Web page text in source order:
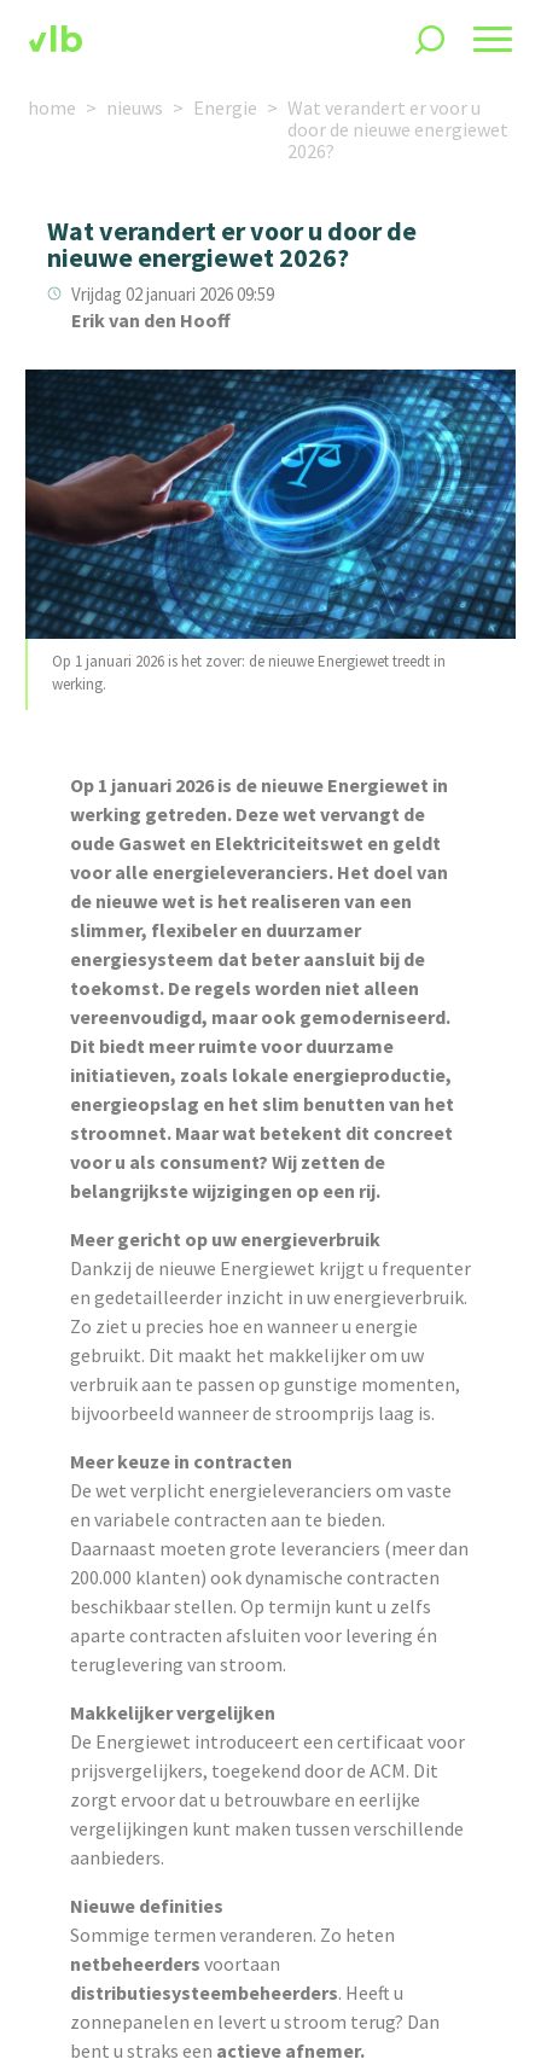
home nieuws Energie
Wat verandert er voor u
door de nieuwe energiewet
2026?
Wat verandert er voor u door de
nieuwe energiewet 2026?
Vrijdag 02 januari 2026 09:59
Erik van den Hooff
Op 1 januari 2026 is het zover: de nieuwe Energiewet treedt in
werking.
Op 1 januari 2026 is de nieuwe Energiewet in
werking getreden. Deze wet vervangt de
oude Gaswet en Elektriciteitswet en geldt
voor alle energieleveranciers. Het doel van
de nieuwe wet is het realiseren van een
slimmer, flexibeler en duurzamer
energiesysteem dat beter aansluit bij de
toekomst. De regels worden niet alleen
vereenvoudigd, maar ook gemoderniseerd.
Dit biedt meer ruimte voor duurzame
initiatieven, zoals lokale energieproductie,
energieopslag en het slim benutten van het
stroomnet. Maar wat betekent dit concreet
voor u als consument? Wij zetten de
belangrijkste wijzigingen op een rij.
Meer gericht op uw energieverbruik
Dankzij de nieuwe Energiewet krijgt u frequenter
en gedetailleerder inzicht in uw energieverbruik.
Zo ziet u precies hoe en wanneer u energie
gebruikt. Dit maakt het makkelijker om uw
verbruik aan te passen op gunstige momenten,
bijvoorbeeld wanneer de stroomprijs laag is.
Meer keuze in contracten
De wet verplicht energieleveranciers om vaste
en variabele contracten aan te bieden.
Daarnaast moeten grote leveranciers (meer dan
200.000 klanten) ook dynamische contracten
beschikbaar stellen. Op termijn kunt u zelfs
aparte contracten afsluiten voor levering én
teruglevering van stroom.
Makkelijker vergelijken
De Energiewet introduceert een certificaat voor
prijsvergelijkers, toegekend door de ACM. Dit
zorgt ervoor dat u betrouwbare en eerlijke
vergelijkingen kunt maken tussen verschillende
aanbieders.
Nieuwe definities
Sommige termen veranderen. Zo heten
netbeheerders voortaan
distributiesysteembeheerders. Heeft u
zonnepanelen en levert u stroom terug? Dan
bent u straks een actieve afnemer.